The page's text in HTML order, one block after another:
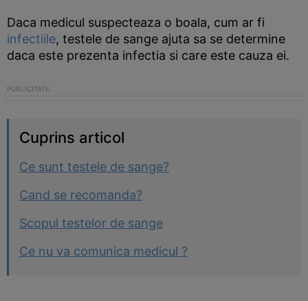
Daca medicul suspecteaza o boala, cum ar fi
infectiile, testele de sange ajuta sa se determine
daca este prezenta infectia si care este cauza ei.
Cuprins articol
Ce sunt testele de sange?
Cand se recomanda?
Scopul testelor de sange
Ce nu va comunica medicul ?